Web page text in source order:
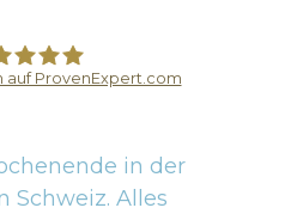
ProvenExpert.com
in der
Schweiz. Alles